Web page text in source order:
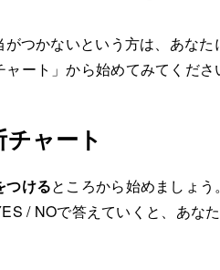
つかないという方は、あなた
ート」から始めてみてくださ
ャート
つけるところから始めましょう。
/ NOで答えていくと、あな